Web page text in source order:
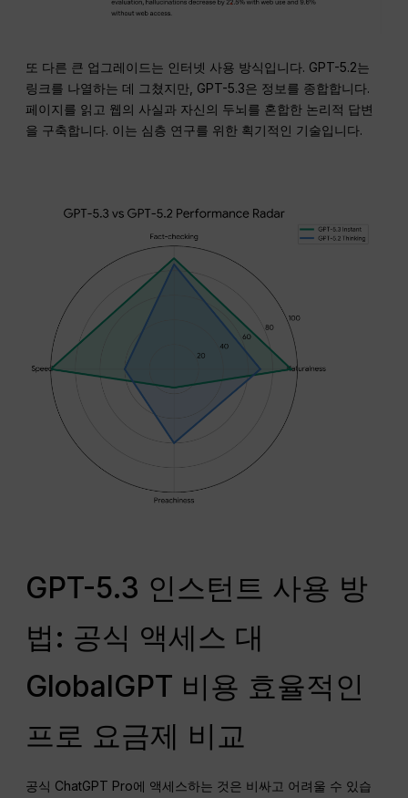
또 다른 큰 업그레이드는 인터넷 사용 방식입니다. GPT-5.2는
링크를 나열하는 데 그쳤지만, GPT-5.3은 정보를 종합합니다.
페이지를 읽고 웹의 사실과 자신의 두뇌를 혼합한 논리적 답변
을 구축합니다. 이는 심층 연구를 위한 획기적인 기술입니다.
GPT-5.3 인스턴트 사용 방
법: 공식 액세스 대
GlobalGPT 비용 효율적인
프로 요금제 비교
공식 ChatGPT Pro에 액세스하는 것은 비싸고 어려울 수 있습